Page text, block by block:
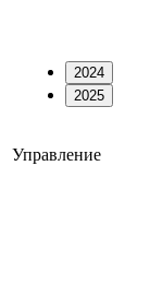
2024
2025
Управление